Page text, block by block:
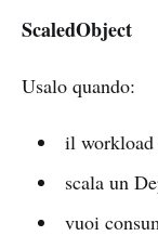
ScaledObject
Usalo quando:
il workload
scala un
vuoi